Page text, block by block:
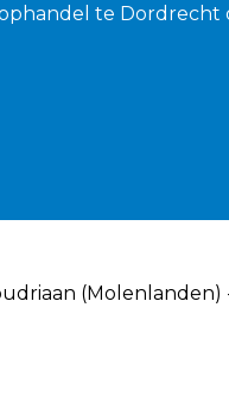
te Dordrecht
(Molenlanden)